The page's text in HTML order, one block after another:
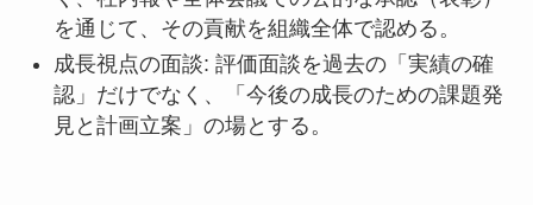
を通じて、その貢献を組織全体で認める。
成長視点の面談: 評価面談を過去の「実績の確
認」だけでなく、「今後の成長のための課題発
見と計画立案」の場とする。